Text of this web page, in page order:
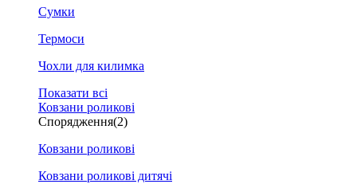
Сумки
Термоси
Чохли для килимка
Показати всі
Ковзани роликові
Спорядження(2)
Ковзани роликові
Ковзани роликові дитячі